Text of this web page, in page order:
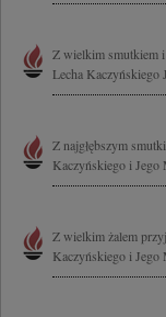
Z wielkim smutkiem i
Lecha Kaczyńskiego
Z najgłębszym
Kaczyńskiego i Jego
Z wielkim żalem
Kaczyńskiego i Jego